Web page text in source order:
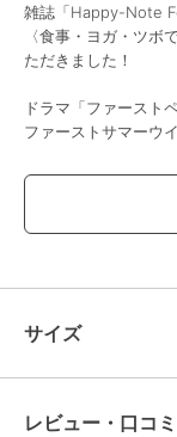
雑誌「Happy-Note
〈食事・ヨガ・ツボ
ただきました！
ドラマ「ファースト
ファーストサマーウ
専門店ならではのこ
・柔らかく伸びのい
すっぽり包みます。
フリーカットタイプ
お好きな長さにカッ
・フリーカットOKだ
サイズ
レビュー・口コミ